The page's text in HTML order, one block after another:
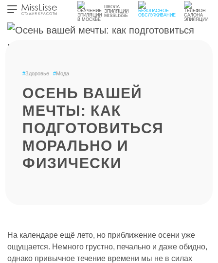
ШКОЛА
ЭПИЛЯЦИИ
MISSLISSE
#Здоровье #Мода
ОСЕНЬ ВАШЕЙ
МЕЧТЫ: КАК
ПОДГОТОВИТЬСЯ
МОРАЛЬНО И
ФИЗИЧЕСКИ
На календаре ещё лето, но приближение осени уже
ощущается. Немного грустно, печально и даже обидно,
однако привычное течение времени мы не в силах